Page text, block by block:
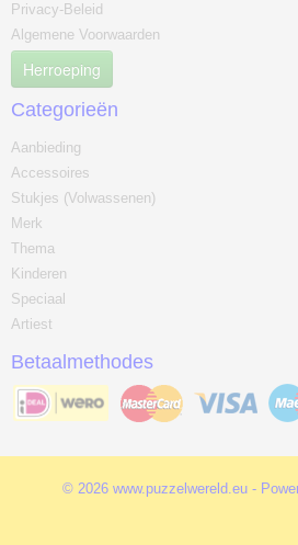
Privacy-Beleid
Algemene Voorwaarden
Herroeping
Categorieën
Aanbieding
Accessoires
Stukjes (Volwassenen)
Merk
Thema
Kinderen
Speciaal
Artiest
Betaalmethodes
© 2026 www.puzzelwereld.eu -